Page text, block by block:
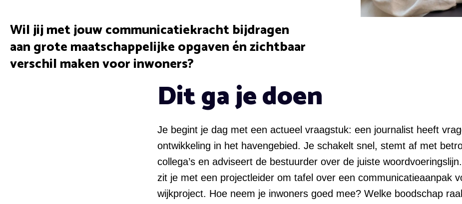
Wil jij met jouw communicatiekracht bijdragen
aan grote maatschappelijke opgaven én zichtbaar
verschil maken voor inwoners?
Dit ga je doen
Je begint je dag met een actueel vraagstuk: een journalist heeft
ontwikkeling in het havengebied. Je schakelt snel, stemt af met
collega’s en adviseert de bestuurder over de juiste
zit je met een projectleider om tafel over een communicatieaanpak
wijkproject. Hoe neem je inwoners goed mee? Welke boodschap